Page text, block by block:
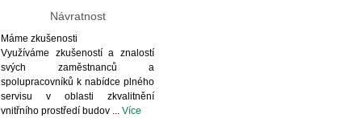
Návratnost
Máme zkušenosti
Využíváme zkušeností a znalostí
svých zaměstnanců a
spolupracovníků k nabídce plného
servisu v oblasti zkvalitnění
vnitřního prostředí budov ... Více